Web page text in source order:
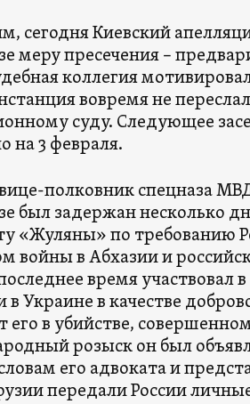
сегодня Киевский
меру пресечения –
коллегия
вовремя не
суду. Следующее
на 3 февраля.
полковник спецназа
был задержан несколько
«Жуляны» по требованию
войны в Абхазии и
время участвовал
в Украине в качестве
его в убийстве,
розыск он был
его адвоката и
передали России